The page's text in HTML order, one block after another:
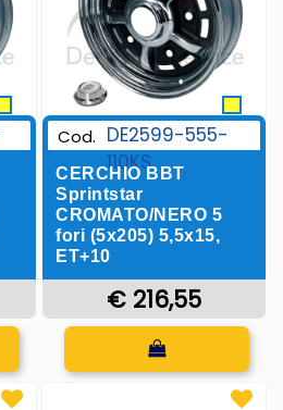
Cod. DE2599-555-
110KS
CERCHIO BBT
Sprintstar
CROMATO/NERO 5
fori (5x205) 5,5x15,
ET+10
€ 216,55
Quantità